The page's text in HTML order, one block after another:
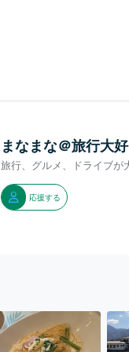
まなまな＠旅行大
旅行、グルメ、ドライブが
応援する